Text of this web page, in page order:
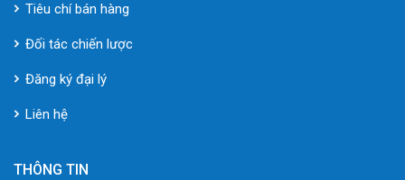
Tiêu chí bán hàng
Đối tác chiến lược
Đăng ký đại lý
Liên hệ
THÔNG TIN